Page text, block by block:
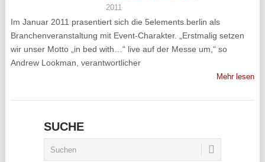
2011
Im Januar 2011 prasentiert sich die 5elements.berlin als
Branchenveranstaltung mit Event-Charakter. „Erstmalig setzen
wir unser Motto „in bed with…“ live auf der Messe um,“ so
Andrew Lookman, verantwortlicher
Mehr lesen
SUCHE